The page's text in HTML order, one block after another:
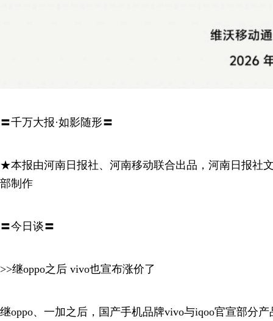
〓千万大报·如影随形〓
★本报由河南日报社、河南移动联合出品，河南日报社
部制作
〓今日谈〓
>>继oppo之后 vivo也宣布涨价了
继oppo、一加之后，国产手机品牌vivo与iqoo官宣部分